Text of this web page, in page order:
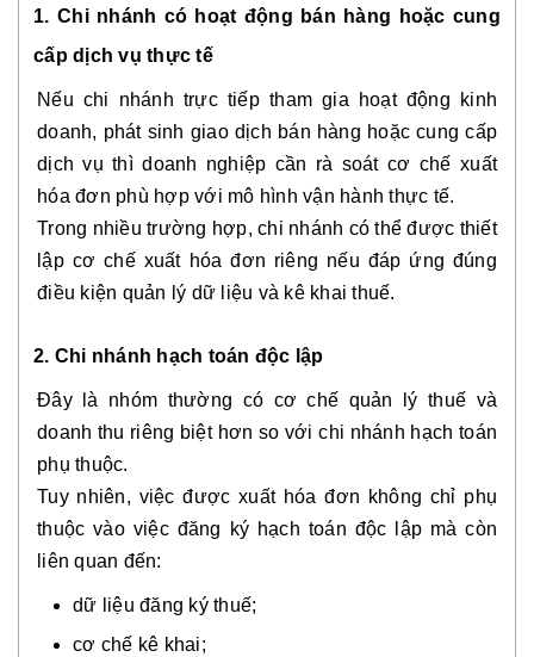
1. Chi nhánh có hoạt động bán hàng hoặc cung
cấp dịch vụ thực tế
Nếu chi nhánh trực tiếp tham gia hoạt động kinh
doanh, phát sinh giao dịch bán hàng hoặc cung cấp
dịch vụ thì doanh nghiệp cần rà soát cơ chế xuất
hóa đơn phù hợp với mô hình vận hành thực tế.
Trong nhiều trường hợp, chi nhánh có thể được thiết
lập cơ chế xuất hóa đơn riêng nếu đáp ứng đúng
điều kiện quản lý dữ liệu và kê khai thuế.
2. Chi nhánh hạch toán độc lập
Đây là nhóm thường có cơ chế quản lý thuế và
doanh thu riêng biệt hơn so với chi nhánh hạch toán
phụ thuộc.
Tuy nhiên, việc được xuất hóa đơn không chỉ phụ
thuộc vào việc đăng ký hạch toán độc lập mà còn
liên quan đến:
dữ liệu đăng ký thuế;
cơ chế kê khai;